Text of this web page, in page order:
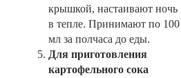
крышкой, настаивают ночь
в тепле. Принимают по 100
мл за полчаса до еды.
Для приготовления
картофельного сока